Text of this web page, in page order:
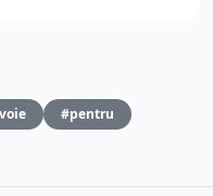
#pentru